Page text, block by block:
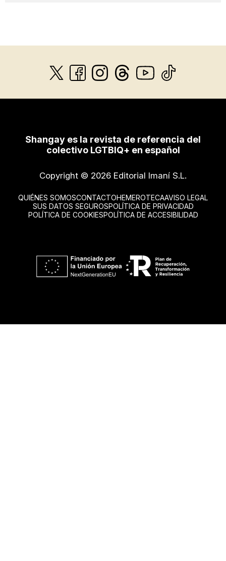
Shangay es la revista de referencia del
colectivo LGTBIQ+ en español
Copyright © 2026 Editorial Imaní S.L.
QUIÉNES SOMOSCONTACTOHEMEROTECAAVISO LEGAL
SUS DATOS SEGUROSPOLÍTICA DE PRIVACIDAD
POLÍTICA DE COOKIESPOLÍTICA DE ACCESIBILIDAD